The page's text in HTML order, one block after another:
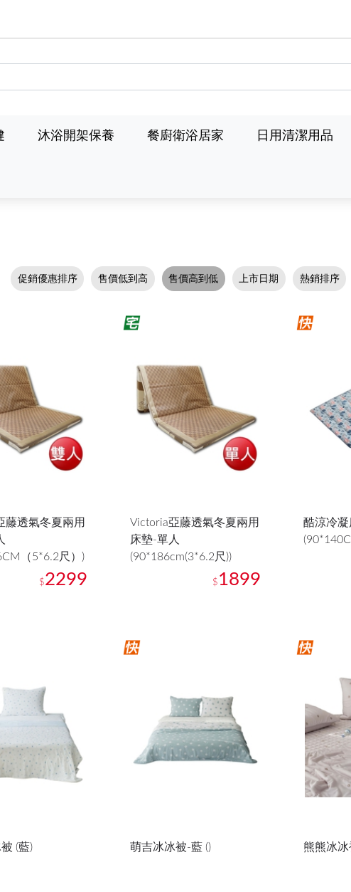
沐浴開架保養 餐廚衛浴居家 日用清潔用品
促銷優惠排序 售價低到高 售價高到低 上市日期 熱銷排序
藤透氣冬夏兩用
（5*6.2尺）)
$2299
Victoria亞藤透氣冬夏兩用
床墊-單人
(90*186cm(3*6.2尺))
$ 1899
酷涼冷凝
(藍) 萌吉冰冰被-藍 () 熊熊冰冰